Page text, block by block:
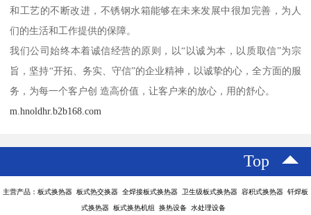
和工艺的不断改进，不锈钢水箱能够在未来发展中很加完善，为人
们的生活和工作提供的保障。
我们公司始终本着诚信经营的原则，以“以诚为本，以质取信”为宗
旨，坚持“开拓、务实、守信”的企业精神，以诚挚的心，全方面的服
务，为每一个客户创 造高价值，让客户来的放心，用的舒心。
m.hnoldhr.b2b168.com
Top
主营产品：板式换热器 板式热交换器 全焊接板式换热器 卫生级板式换热器 容积式换热器 钎焊板
式换热器 板式换热机组 换热设备 水处理设备